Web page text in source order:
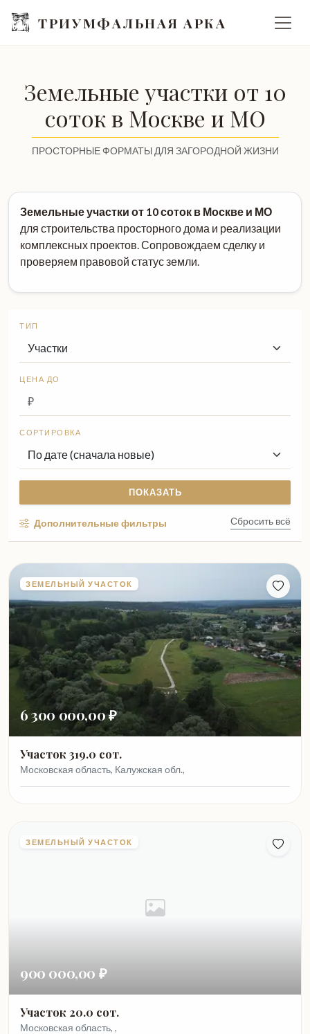
ТРИУМФАЛЬНАЯ АРКА
Земельные участки от 10
соток в Москве и МО
ПРОСТОРНЫЕ ФОРМАТЫ ДЛЯ ЗАГОРОДНОЙ ЖИЗНИ
Земельные участки от 10 соток в Москве и МО
для строительства просторного дома и реализации
комплексных проектов. Сопровождаем сделку и
проверяем правовой статус земли.
ТИП
ЦЕНА ДО
СОРТИРОВКА
ПОКАЗАТЬ
Дополнительные фильтры Сбросить всё
ЗЕМЕЛЬНЫЙ УЧАСТОК
6 300 000,00 ₽
Участок 319.0 сот.
Московская область, Калужская обл.,
ЗЕМЕЛЬНЫЙ УЧАСТОК
900 000,00 ₽
Участок 20.0 сот.
Московская область, ,